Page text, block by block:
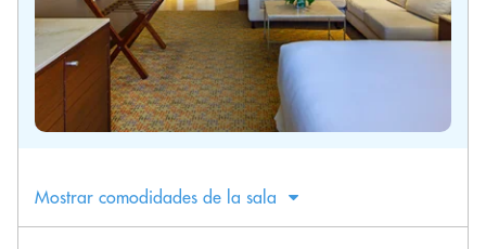
Mostrar comodidades de la sala